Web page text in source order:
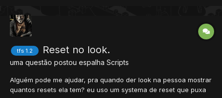
tfs 1.2 Reset no look.
uma questão postou espalha Scripts
Alguém pode me ajudar, pra quando der look na pessoa mostrar
quantos resets ela tem? eu uso um systema de reset que puxa